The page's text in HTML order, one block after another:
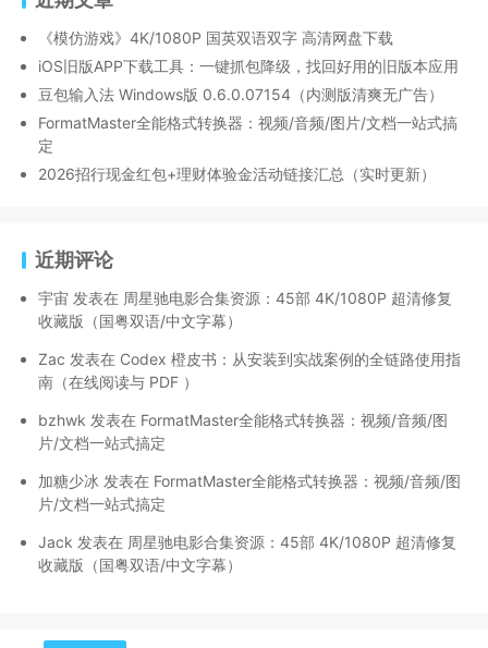
《模仿游戏》4K/1080P 国英双语双字 高清网盘下载
iOS旧版APP下载工具：一键抓包降级，找回好用的旧版本应用
豆包输入法 Windows版 0.6.0.07154（内测版清爽无广告）
FormatMaster全能格式转换器：视频/音频/图片/文档一站式搞
定
2026招行现金红包+理财体验金活动链接汇总（实时更新）
近期评论
宇宙 发表在 周星驰电影合集资源：45部 4K/1080P 超清修复
收藏版（国粤双语/中文字幕）
Zac 发表在 Codex 橙皮书：从安装到实战案例的全链路使用指
南（在线阅读与 PDF ）
bzhwk 发表在 FormatMaster全能格式转换器：视频/音频/图
片/文档一站式搞定
加糖少冰 发表在 FormatMaster全能格式转换器：视频/音频/图
片/文档一站式搞定
Jack 发表在 周星驰电影合集资源：45部 4K/1080P 超清修复
收藏版（国粤双语/中文字幕）